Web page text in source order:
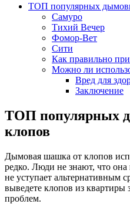
ТОП популярных
Самуро
Тихий Вечер
Фомор-Вет
Сити
Как правильно
Можно ли
Вред для
Заключение
ТОП популярных
клопов
Дымовая шашка от клопов
редко. Люди не знают, что
не уступает альтернативным
выведете клопов из квартиры
проблем.